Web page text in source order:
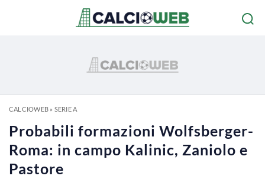
CALCIOWEB» SERIE A
Probabili formazioni Wolfsberger-
Roma: in campo Kalinic, Zaniolo e
Pastore